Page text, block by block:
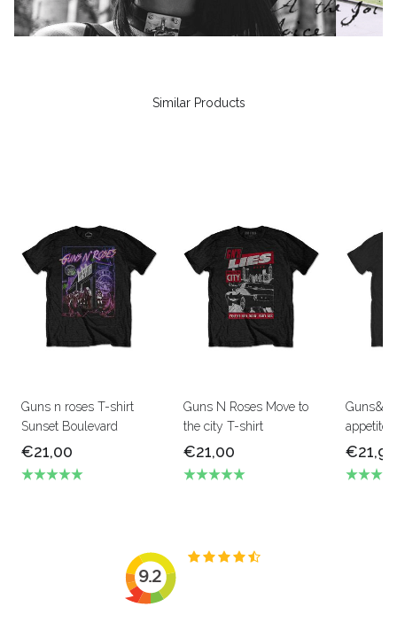
Similar Products
Guns n roses T-shirt
Sunset Boulevard
€21,00
Guns N Roses Move to
the city T-shirt
€21,00
appetite
€21,90